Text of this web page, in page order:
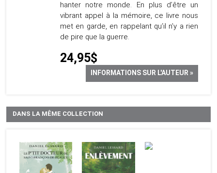
hanter notre monde. En plus d’être un
vibrant appel à la mémoire, ce livre nous
met en garde, en rappelant qu’il n’y a rien
de pire que la guerre.
24,95$
INFORMATIONS SUR L'AUTEUR »
DANS LA MÊME COLLECTION